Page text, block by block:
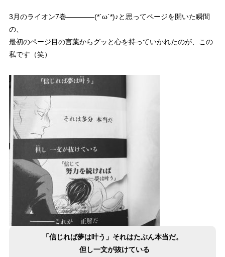
3月のライオン7巻――――(*´ω`*)♪と思ってページを開いた瞬間
の、
最初のページ目の言葉からグッと心を持っていかれたのが、この
私です（笑）
「信じれば夢は叶う」それはたぶん本当だ。
但し一文が抜けている